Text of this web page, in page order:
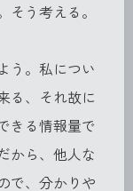
う考える。
う。私につい
る、それ故に
きる情報量で
から、他人な
で、分かりや